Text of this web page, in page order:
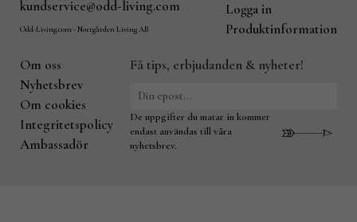
kundservice@odd-living.com
Odd-Living.com - Norrgården Living AB
Logga in
Produktinformation
Om oss
Nyhetsbrev
Om cookies
Integritetspolicy
Ambassadör
Få tips, erbjudanden & nyheter!
De uppgifter du matar in kommer
endast användas till våra
nyhetsbrev.